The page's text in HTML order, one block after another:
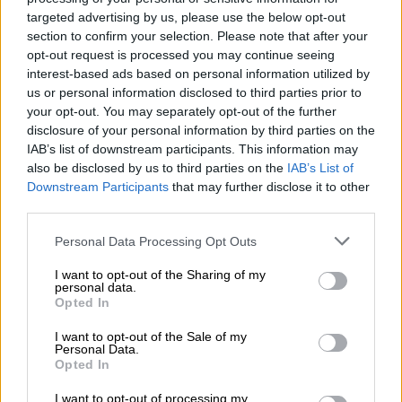
targeted advertising by us, please use the below opt-out
section to confirm your selection. Please note that after your
opt-out request is processed you may continue seeing
interest-based ads based on personal information utilized by
us or personal information disclosed to third parties prior to
your opt-out. You may separately opt-out of the further
disclosure of your personal information by third parties on the
IAB’s list of downstream participants. This information may
also be disclosed by us to third parties on the IAB’s List of
Downstream Participants that may further disclose it to other
Please note that this website/app uses one or more Google
not limited to your visit or usage behaviour. You may click to
grant or deny consent to Google and its third-party tags to
use your data for below specified purposes in below Google
consent section.
Personal Data Processing Opt Outs
I want to opt-out of the Sharing of my
personal data.
Opted In
I want to opt-out of the Sale of my
Personal Data.
Opted In
I want to opt-out of processing my
στην περιοχή και με θαυμάσιο γυριστό
έστειλε την μπάλα στα δίχτυα της παλιάς
του ομάδας γράφοντας το 0-1.
Ο Τερίμ έκανε δύο αλλαγές στο ξεκίνημα του
β' ημιχρόνου ρίχνοντας στον αγωνιστικό
χώρο τον Σπόραρ και τον Βέρμπιτς αντί του
Μπερνάρ και του Αϊτόρ. Και πράγματι ο